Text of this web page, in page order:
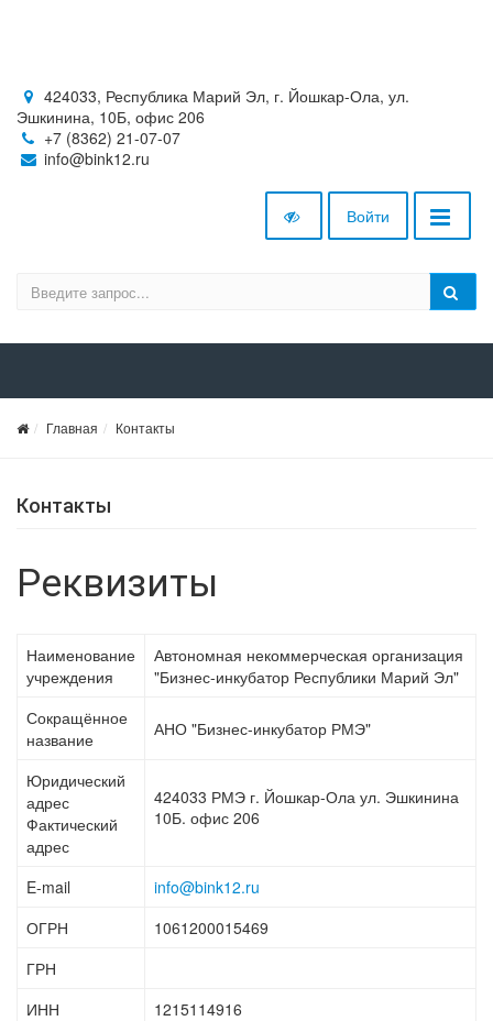
424033, Республика Марий Эл, г. Йошкар-Ола, ул.
Эшкинина, 10Б, офис 206
+7 (8362) 21-07-07
info@bink12.ru
Войти
Главная Контакты
Контакты
Реквизиты
Наименование
учреждения
Автономная некоммерческая организация
"Бизнес-инкубатор Республики Марий Эл"
Сокращённое
название
АНО "Бизнес-инкубатор РМЭ"
Юридический
адрес
Фактический
адрес
424033 РМЭ г. Йошкар-Ола ул. Эшкинина
10Б. офис 206
E-mail
info@bink12.ru
ОГРН
1061200015469
ГРН
ИНН
1215114916